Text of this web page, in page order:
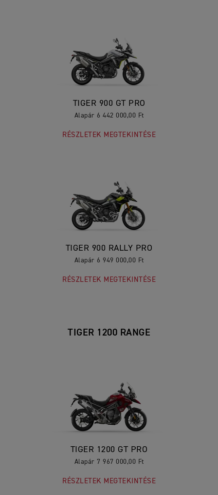
TIGER 900 GT PRO
Alapár 6 442 000,00 Ft
RÉSZLETEK MEGTEKINTÉSE
TIGER 900 RALLY PRO
Alapár 6 949 000,00 Ft
RÉSZLETEK MEGTEKINTÉSE
TIGER 1200 RANGE
TIGER 1200 GT PRO
Alapár 7 967 000,00 Ft
RÉSZLETEK MEGTEKINTÉSE